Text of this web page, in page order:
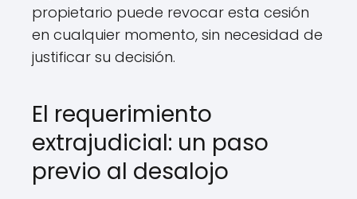
propietario puede revocar esta cesión
en cualquier momento, sin necesidad de
justificar su decisión.
El requerimiento
extrajudicial: un paso
previo al desalojo